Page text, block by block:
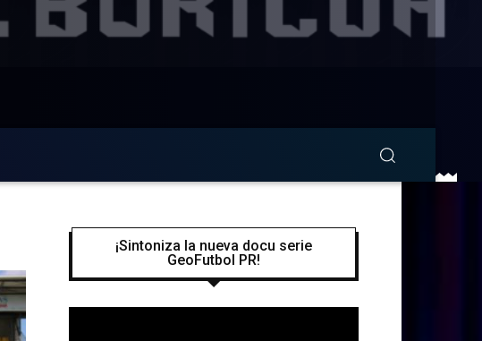
¡Sintoniza la nueva docu serie
GeoFutbol PR!